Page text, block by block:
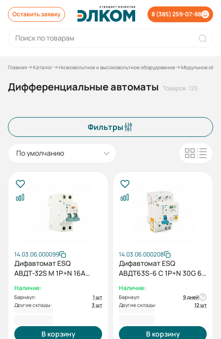
Оставить заявку 8 (385) 259-07-88
Главная Каталог Низковольтное и высоковольтное оборудование Модульное
Дифференциальные автоматы Товаров: 125
Фильтры
По умолчанию
14.03.06.000099
Дифавтомат ESQ
АВДТ-32S M 1P+N 16А
Наличие:
Барнаул:
1 шт
Другие склады:
3 шт
В корзину
14.03.06.000208
Дифавтомат ESQ
АВДТ63S-6 С 1P+N 30G 6А
Наличие:
Барнаул:
9 дней
Другие склады:
12 шт
В корзину